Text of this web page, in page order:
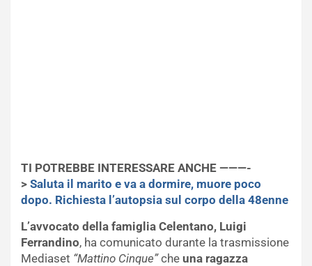
TI POTREBBE INTERESSARE ANCHE ———-
> Saluta il marito e va a dormire, muore poco
dopo. Richiesta l’autopsia sul corpo della 48enne
L’avvocato della famiglia Celentano, Luigi
Ferrandino, ha comunicato durante la trasmissione
Mediaset “Mattino Cinque”che una ragazza